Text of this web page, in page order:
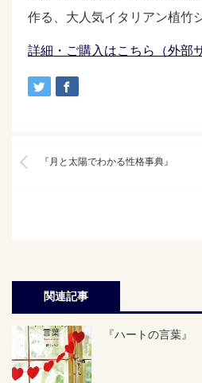
作る、大人気イタリアン植竹
詳細・ご購入はこちら（外部
『月と太陽でわかる性格事典』
関連記事
『ハートの言葉』